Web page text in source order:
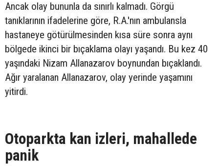
Ancak olay bununla da sınırlı kalmadı. Görgü
tanıklarının ifadelerine göre, R.A.'nın ambulansla
hastaneye götürülmesinden kısa süre sonra aynı
bölgede ikinci bir bıçaklama olayı yaşandı. Bu kez 40
yaşındaki Nizam Allanazarov boynundan bıçaklandı.
Ağır yaralanan Allanazarov, olay yerinde yaşamını
yitirdi.
Otoparkta kan izleri, mahallede
panik